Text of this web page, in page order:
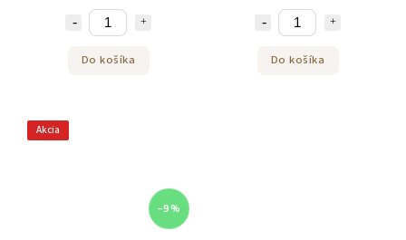
Do košíka Do košíka
Akcia
–9 %